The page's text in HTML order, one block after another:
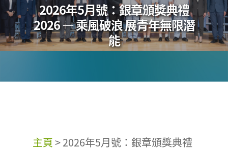
2026年5月號：銀章頒獎典禮
2026 — 乘風破浪 展青年無限潛
能
主頁>2026年5月號：銀章頒獎典禮